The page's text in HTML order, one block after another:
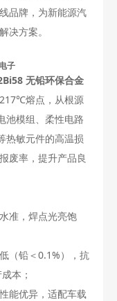
品牌，为新能源汽
决方案。
子
无铅环保合金
熔点，从根源
池模组、柔性电路
热敏元件的高温损
废率，提升产品良
准，焊点光亮饱
（铅＜0.1%），抗
本；
能优异，适配车载